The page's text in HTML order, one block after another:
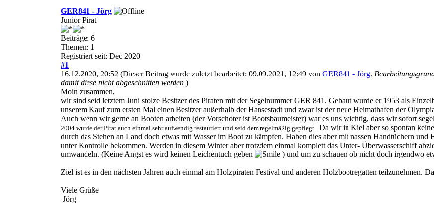
GER841 - Jörg
Junior Pirat
Beiträge: 6
Themen: 1
Registriert seit: Dec 2020
#1
16.12.2020, 20:52 (Dieser Beitrag wurde zuletzt bearbeitet: 09.09.2021, 12:49 von GER841 - Jörg.
damit diese nicht abgeschnitten werden )
Moin zusammen,
wir sind seid letztem Juni stolze Besitzer des Piraten mit der Segelnummer GER 841. Gebaut wurde er 1953 als
unserem Kauf zum ersten Mal einen Besitzer außerhalb der Hansestadt und zwar ist der neue Heimathafen der
Auch wenn wir gerne an Booten arbeiten (der Vorschoter ist Bootsbaumeister) war es uns wichtig, dass wir sofort
2004 wurde der Pirat auch einmal sehr aufwendig restauriert und seid dem regelmäßig gepflegt. Da wir in Kiel aber so spontan
durch das Stehen an Land doch etwas mit Wasser im Boot zu kämpfen. Haben dies aber mit nassen Handtüchern
unter Kontrolle bekommen. Werden in diesem Winter aber trotzdem einmal komplett das Unter- Überwasserschiff
umwandeln. (Keine Angst es wird keinen Leichentuch geben
) und um zu schauen ob nicht doch irgendwo
Ziel ist es in den nächsten Jahren auch einmal am Holzpiraten Festival und anderen Holzbootregatten teilzunehmen.
Viele Grüße
Jörg